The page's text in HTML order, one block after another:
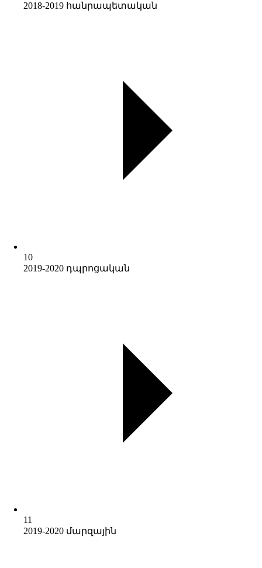
2018-2019 հանրապետական
10
2019-2020 դպրոցական
11
2019-2020 մարզային